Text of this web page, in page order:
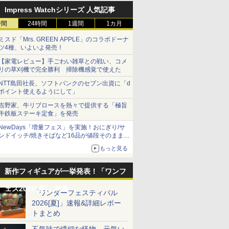
Impress Watchシリーズ 人気記事
24時間 1週間 1カ月
スド「Mrs. GREEN APPLE」のコラボドーナ
4種、いよいよ発売！
家電レビュー】手ごわい雑草との戦い、コメ
の草刈機で完全勝利 掃除機感覚で使えた
島田社長、ソフトバンクのセブン出資に「d
イント使えるようにして」
野家、牛リブロースを熱々で提供する「極旨
鉄板ステーキ定食」を発売
「増量フェス」を実施！おにぎり/サ
ドイッチ/焼きそばなど16品が値段そのままで
もっと見る
新作フィギュアが一挙発表！「ワンフ
ェス2026[夏]」特集「ワンダーフェスティバル
2026[夏]」速報&詳細レポー
トまとめ